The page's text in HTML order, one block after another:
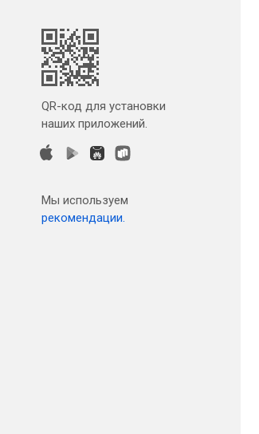
QR-код для установки
наших приложений.
Мы используем
рекомендации.